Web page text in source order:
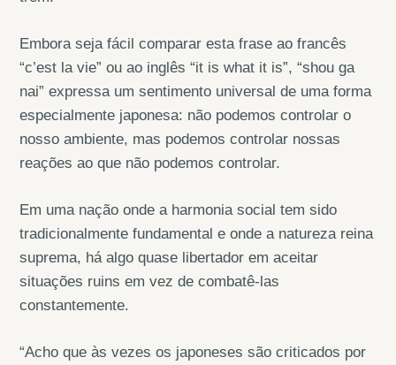
Embora seja fácil comparar esta frase ao francês
“c’est la vie” ou ao inglês “it is what it is”, “shou ga
nai” expressa um sentimento universal de uma forma
especialmente japonesa: não podemos controlar o
nosso ambiente, mas podemos controlar nossas
reações ao que não podemos controlar.
Em uma nação onde a harmonia social tem sido
tradicionalmente fundamental e onde a natureza reina
suprema, há algo quase libertador em aceitar
situações ruins em vez de combatê-las
constantemente.
“Acho que às vezes os japoneses são criticados por